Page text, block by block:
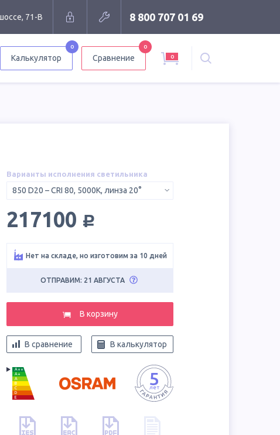
71-В 8 800 707 01 69
Калькулятор
0
Сравнение
0
0
Варианты исполнения светильника
850 D20 – CRI 80, 5000K, линза 20°
217100 руб.
Нет на складе, но изготовим за 10 дней
ОТПРАВИМ: 21 АВГУСТА
В корзину
В сравнение В калькулятор
A++
A+
A
B
C
D
E